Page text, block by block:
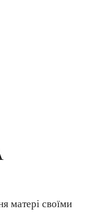
матері своїми